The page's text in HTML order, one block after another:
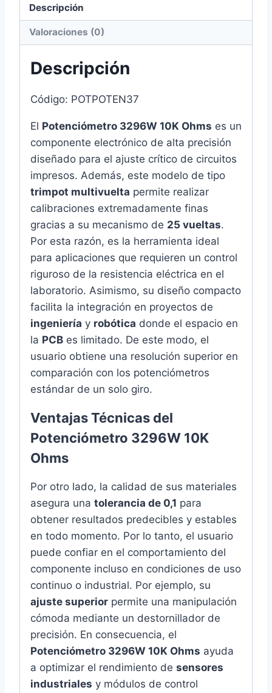
cantidad
Descripción
Valoraciones (0)
Descripción
Código: POTPOTEN37
El Potenciómetro 3296W 10K Ohms es un
componente electrónico de alta precisión
diseñado para el ajuste crítico de circuitos
impresos. Además, este modelo de tipo
trimpot multivuelta permite realizar
calibraciones extremadamente finas
gracias a su mecanismo de 25 vueltas.
Por esta razón, es la herramienta ideal
para aplicaciones que requieren un control
riguroso de la resistencia eléctrica en el
laboratorio. Asimismo, su diseño compacto
facilita la integración en proyectos de
ingeniería y robótica donde el espacio en
la PCB es limitado. De este modo, el
usuario obtiene una resolución superior en
comparación con los potenciómetros
estándar de un solo giro.
Ventajas Técnicas del
Potenciómetro 3296W 10K
Ohms
Por otro lado, la calidad de sus materiales
asegura una tolerancia de 0,1 para
obtener resultados predecibles y estables
en todo momento. Por lo tanto, el usuario
puede confiar en el comportamiento del
componente incluso en condiciones de uso
continuo o industrial. Por ejemplo, su
ajuste superior permite una manipulación
cómoda mediante un destornillador de
precisión. En consecuencia, el
Potenciómetro 3296W 10K Ohms ayuda
a optimizar el rendimiento de sensores
industriales y módulos de control